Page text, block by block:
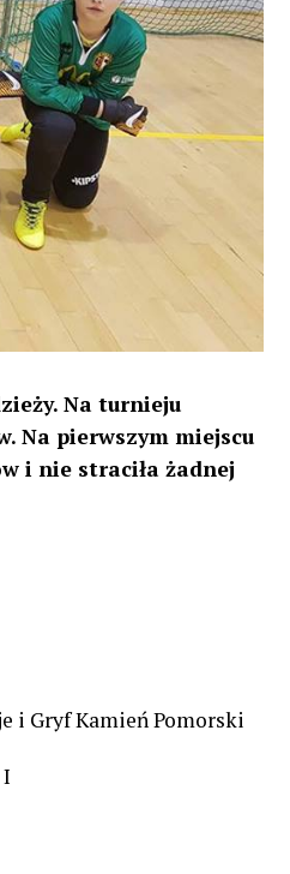
Na turnieju
Na pierwszym miejscu
i nie straciła żadnej
i Gryf Kamień Pomorski